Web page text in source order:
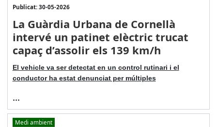
Publicat: 30-05-2026
La Guàrdia Urbana de Cornellà
intervé un patinet elèctric trucat
capaç d’assolir els 139 km/h
El vehicle va ser detectat en un control rutinari i el
conductor ha estat denunciat per múltiples
...
Medi ambient